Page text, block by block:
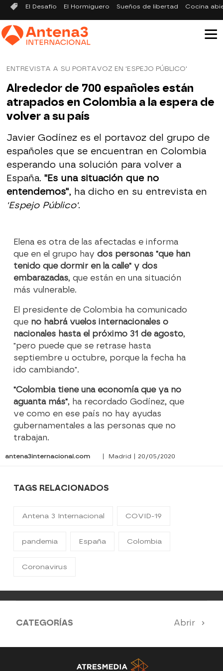
El Desafío El Hormiguero Sueños de libertad Cocina
ENTREVISTA A SU PORTAVOZ EN 'ESPEJO PÚBLICO'
Alrededor de 700 españoles están
atrapados en Colombia a la espera de
volver a su país
Javier Godínez es el portavoz del grupo de
españoles que se encuentran en Colombia
esperando una solución para volver a
España. "Es una situación que no
entendemos", ha dicho en su entrevista en
'Espejo Público'.
Elena es otra de las afectadas e informa
que en el grupo haydos personas "que han
tenido que dormir en la calle" y dos
embarazadas, que están en una situación
más vulnerable.
El presidente de Colombia ha comunicado
que no habrá vuelos internacionales o
nacionales hasta el próximo 31 de agosto,
"pero puede que se retrase hasta
septiembre u octubre, porque la fecha ha
ido cambiando".
"Colombia tiene una economía que ya no
aguanta más", ha recordado Godínez, que
ve como en ese país no hay ayudas
gubernamentales a las personas que no
trabajan.
antena3internacional.com | Madrid | 20/05/2020
TAGS RELACIONADOS
Antena 3 Internacional COVID-19
pandemia España Colombia
Coronavirus
CATEGORÍAS Abrir
Antena 3 Noticias El Hormiguero